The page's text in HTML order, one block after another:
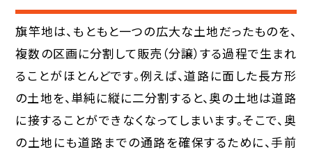
旗竿地は、もともと一つの広大な土地だったものを、
複数の区画に分割して販売（分譲）する過程で生まれ
ることがほとんどです。例えば、道路に面した長方形
の土地を、単純に縦に二分割すると、奥の土地は道路
に接することができなくなってしまいます。そこで、奥
の土地にも道路までの通路を確保するために、手前